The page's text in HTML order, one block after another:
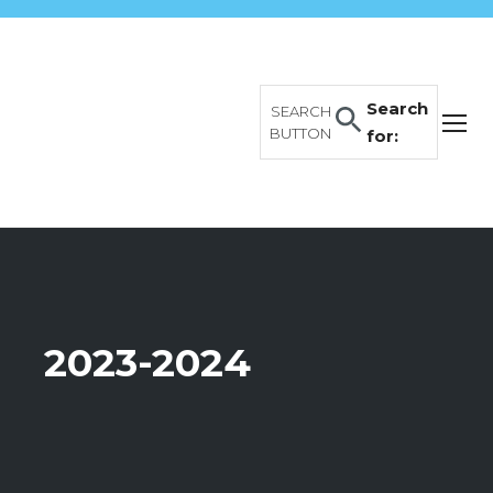
Search
for:
SEARCH
BUTTON
2023-2024